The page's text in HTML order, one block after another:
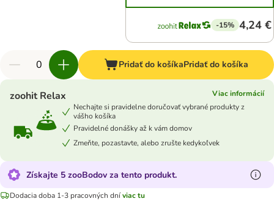
-15% 4,24 €
Pridať do košíkaPridať do košíka
zoohit Relax
Viac informácií
Nechajte si pravidelne doručovať vybrané produkty z
vášho košíka
Pravidelné donášky až k vám domov
Zmeňte, pozastavte, alebo zrušte kedykoľvek
Získajte 5 zooBodov za tento produkt.
Dodacia doba 1-3 pracovných dníviac tu